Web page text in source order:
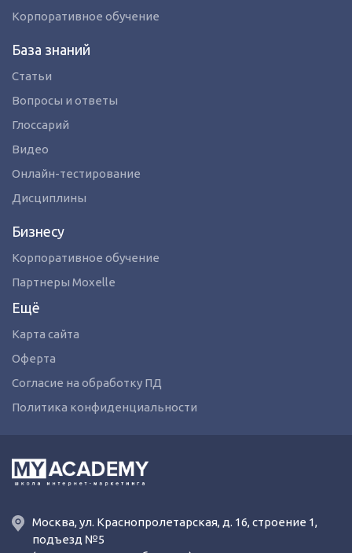
Корпоративное обучение
База знаний
Статьи
Вопросы и ответы
Глоссарий
Видео
Онлайн-тестирование
Дисциплины
Бизнесу
Корпоративное обучение
Партнеры Moxelle
Ещё
Карта сайта
Оферта
Согласие на обработку ПД
Политика конфиденциальности
Москва, ул. Краснопролетарская, д. 16, строение 1,
подъезд №5